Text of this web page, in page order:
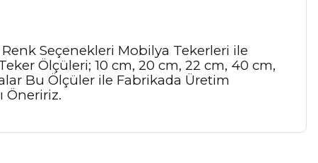
Renk Seçenekleri Mobilya Tekerleri ile
Ölçüleri; 10 cm, 20 cm, 22 cm, 40 cm,
Bu Ölçüler ile Fabrikada Üretim
Öneririz.